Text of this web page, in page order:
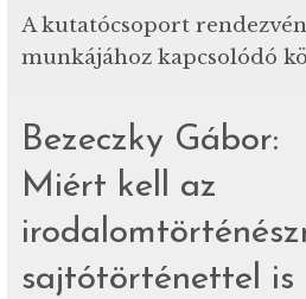
A kutatócsoport
munkájához kapcsolódó
Bezeczky Gábor:
Miért kell az
sajtótörténettel is